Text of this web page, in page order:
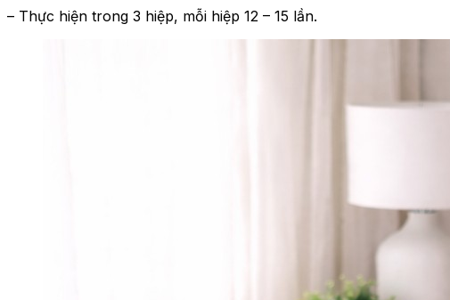
– Thực hiện trong 3 hiệp, mỗi hiệp 12 – 15 lần.